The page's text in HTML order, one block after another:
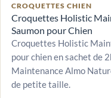
CROQUETTES CHIEN
Croquettes Holistic
Saumon pour Chien
Croquettes Holistic
pour chien en sachet de
Maintenance Almo
de petite taille.